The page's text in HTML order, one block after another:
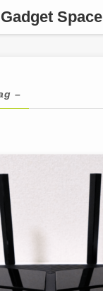
Gadget Space
–